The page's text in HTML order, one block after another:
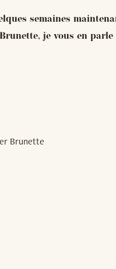
semaines
je vous en
Brunette